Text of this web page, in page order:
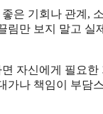
은 기회나 관계,
림만 보지 말고
자신에게 필요
가나 책임이 부담